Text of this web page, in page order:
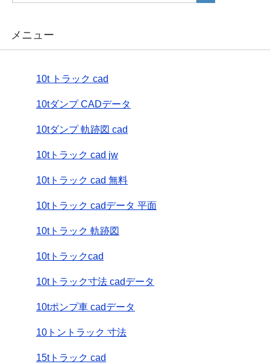
メニュー
10t トラック cad
10tダンプ CADデータ
10tダンプ 軌跡図 cad
10tトラック cad jw
10tトラック cad 無料
10tトラック cadデータ 平面
10tトラック 軌跡図
10tトラックcad
10tトラック寸法 cadデータ
10tポンプ車 cadデータ
10トントラック 寸法
15tトラック cad